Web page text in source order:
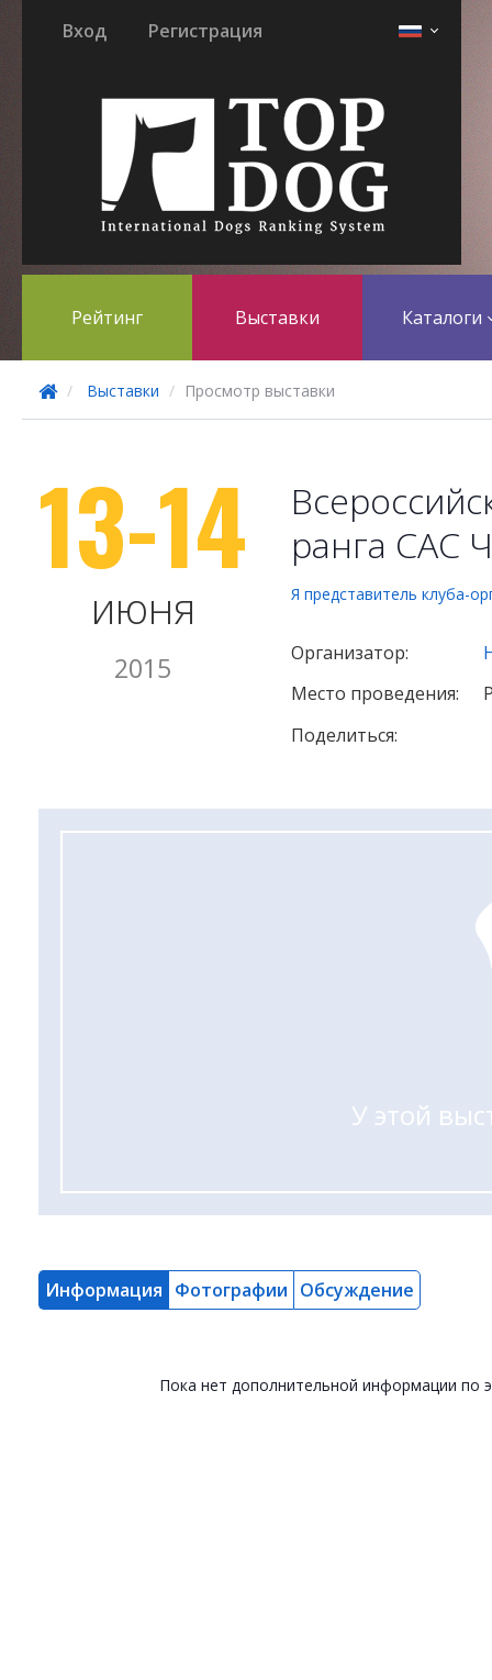
Вход Регистрация
Рейтинг Выставки Каталоги
Выставки Просмотр выставки
13-14
июня
2015
ранга САС
Я представитель клуба-
Организатор:
Место проведения:
Поделиться:
У этой
Информация Фотографии Обсуждение
Пока нет дополнительной информации по